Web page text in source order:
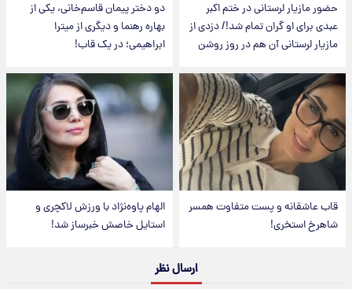
حضور مازیار لرستانی در ختم اکبر
عبدی برای او گران تمام شد!/ دزدی از
مازیار لرستانی آن هم در روز روشن
دو دختر پیمان قاسم‌خانی، یکی از
بهاره رهنما و دیگری از میترا
ابراهیمی؛ در یک قاب!
قاب عاشقانه و پست متفاوت همسر
شاهرخ استخری!
الهام پاوه‌نژاد با ورزش لاکچری و
استایل خاصش خبرساز شد!
ارسال نظر